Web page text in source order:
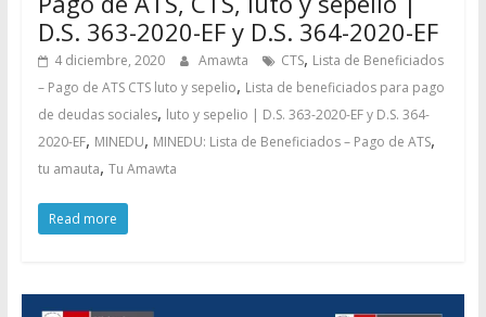
D.S. 363-2020-EF y D.S. 364-2020-EF
4 diciembre, 2020 Amawta CTS, Lista de Beneficiados
– Pago de ATS CTS luto y sepelio, Lista de beneficiados para pago
de deudas sociales, luto y sepelio | D.S. 363-2020-EF y D.S. 364-
2020-EF, MINEDU, MINEDU: Lista de Beneficiados – Pago de ATS,
tu amauta, Tu Amawta
Read more